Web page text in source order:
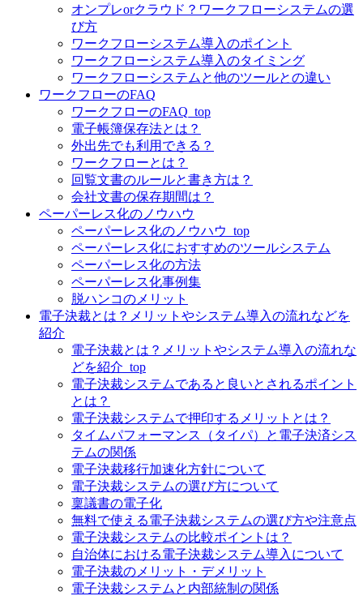
オンプレorクラウド？ワークフローシステムの選
び方
ワークフローシステム導入のポイント
ワークフローシステム導入のタイミング
ワークフローシステムと他のツールとの違い
ワークフローのFAQ
ワークフローのFAQ_top
電子帳簿保存法とは？
外出先でも利用できる？
ワークフローとは？
回覧文書のルールと書き方は？
会社文書の保存期間は？
ペーパーレス化のノウハウ
ペーパーレス化のノウハウ_top
ペーパーレス化におすすめのツールシステム
ペーパーレス化の方法
ペーパーレス化事例集
脱ハンコのメリット
電子決裁とは？メリットやシステム導入の流れなどを
紹介
電子決裁とは？メリットやシステム導入の流れな
どを紹介_top
電子決裁システムであると良いとされるポイント
とは？
電子決裁システムで押印するメリットとは？
タイムパフォーマンス（タイパ）と電子決済シス
テムの関係
電子決裁移行加速化方針について
電子決裁システムの選び方について
稟議書の電子化
無料で使える電子決裁システムの選び方や注意点
電子決裁システムの比較ポイントは？
自治体における電子決裁システム導入について
電子決裁のメリット・デメリット
電子決裁システムと内部統制の関係